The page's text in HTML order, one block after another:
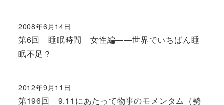
第6回 睡眠時間 女性編――世界でいちばん睡
眠不足？
投稿日
2008年6月14日
第196回 9.11にあたって物事のモメンタム（勢
投稿日
2012年9月11日